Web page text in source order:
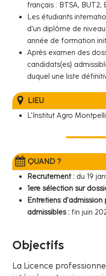
français : BTSA, BUT2,
Les étudiants
d'un diplôme de
année de formation
Après examen des
candidats(es)
duquel une liste
LIEU
L'Institut Agro
QUAND ?
Recrutement : du 19
1ere sélection sur
Entretiens
admissibles : fin juin
Objectifs
La Licence